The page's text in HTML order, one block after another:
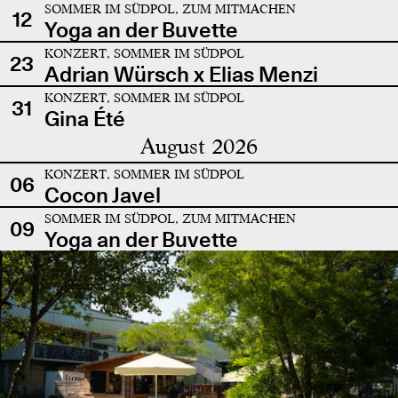
12 SOMMER IM SÜDPOL, ZUM MITMACHEN
Yoga an der Buvette
23
KONZERT, SOMMER IM SÜDPOL
Adrian Würsch x Elias Menzi
31
KONZERT, SOMMER IM SÜDPOL
Gina Été
August 2026
06 KONZERT, SOMMER IM SÜDPOL
Cocon Javel
09
SOMMER IM SÜDPOL, ZUM MITMACHEN
Yoga an der Buvette